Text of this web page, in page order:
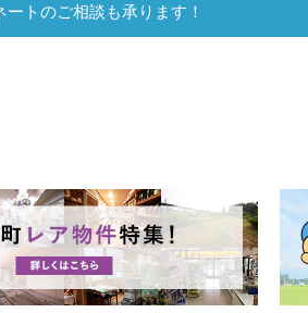
ートのご相談も承ります！